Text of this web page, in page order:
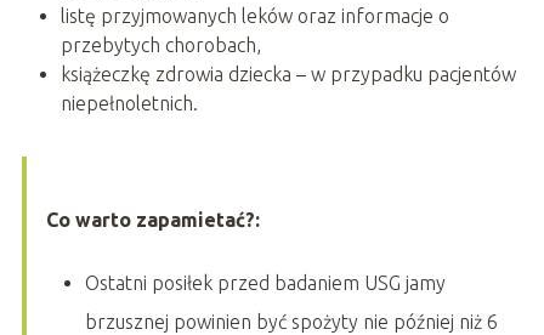
listę przyjmowanych leków oraz informacje o
przebytych chorobach,
książeczkę zdrowia dziecka – w przypadku pacjentów
niepełnoletnich.
Co warto zapamietać?:
Ostatni posiłek przed badaniem USG jamy
brzusznej powinien być spożyty nie później niż 6